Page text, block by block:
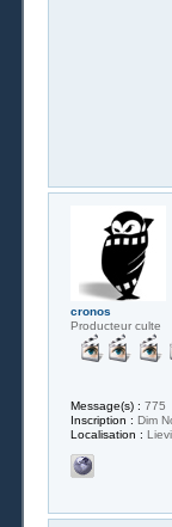
cronos
Producteur culte
Message(s) : 775
Inscription : Dim
Localisation :